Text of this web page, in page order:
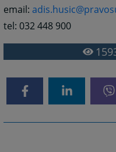
email:
tel: 032 448 900